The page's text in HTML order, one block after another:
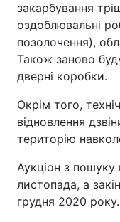
закарбування
оздоблювальні
позолочення),
Також заново
дверні коробки.
Окрім того,
відновлення
територію
Аукціон з пошуку
листопада, а
грудня 2020 року.